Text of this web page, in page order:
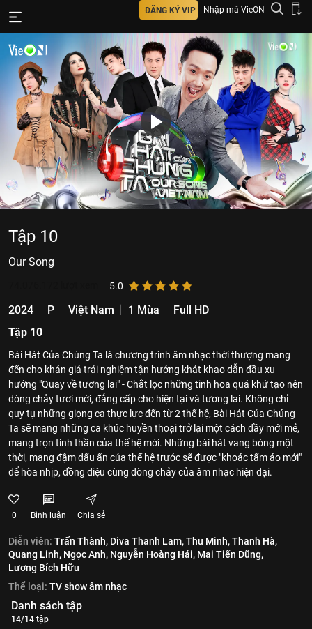
ĐĂNG KÝ VIP Nhập mã VieON
Tập 10
Our Song
5.0
2024 P Việt Nam 1 Mùa
Full HD
Tập 10
Bài Hát Của Chúng Ta là chương trình âm nhạc thời thượng mang
đến cho khán giả trải nghiệm tận hưởng khát khao dẫn đầu xu
hướng "Quay về tương lai" - Chắt lọc những tinh hoa quá khứ tạo nên
dòng chảy tươi mới, đẳng cấp cho hiện tại và tương lai. Không chỉ
quy tụ những giọng ca thực lực đến từ 2 thế hệ, Bài Hát Của Chúng
Ta sẽ mang những ca khúc huyền thoại trở lại một cách đầy mới mẻ,
mang trọn tinh thần của thế hệ mới. Những bài hát vang bóng một
thời, mang đậm dấu ấn của thế hệ trước sẽ được "khoác tấm áo mới"
để hòa nhịp, đồng điệu cùng dòng chảy của âm nhạc hiện đại.
0 Bình luận Chia sẻ
Diễn viên: Trấn Thành, Diva Thanh Lam,Thu Minh,Thanh Hà,
Quang Linh, Ngọc Anh, Nguyễn Hoàng Hải, Mai Tiến Dũng,
Lương Bích Hữu
Thể loại: TV show âm nhạc
Danh sách tập
14/14 tập